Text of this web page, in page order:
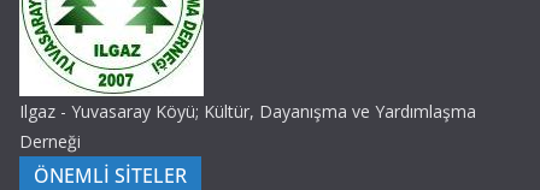
Ilgaz - Yuvasaray Köyü; Kültür, Dayanışma ve Yardımlaşma
Derneği
ÖNEMLİ SİTELER